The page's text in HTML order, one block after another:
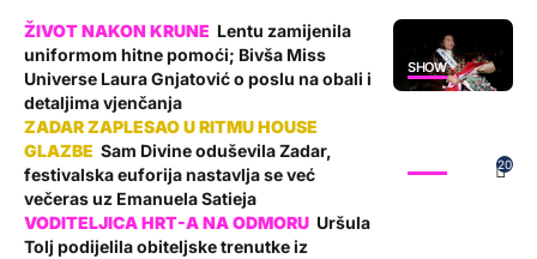
SHOW
Lentu zamijenila
uniformom hitne pomoći; Bivša Miss
Universe Laura Gnjatović o poslu na obali i
detaljima vjenčanja
20
Sam Divine oduševila Zadar,
festivalska euforija nastavlja se već
večeras uz Emanuela Satieja
Uršula
Tolj podijelila obiteljske trenutke iz